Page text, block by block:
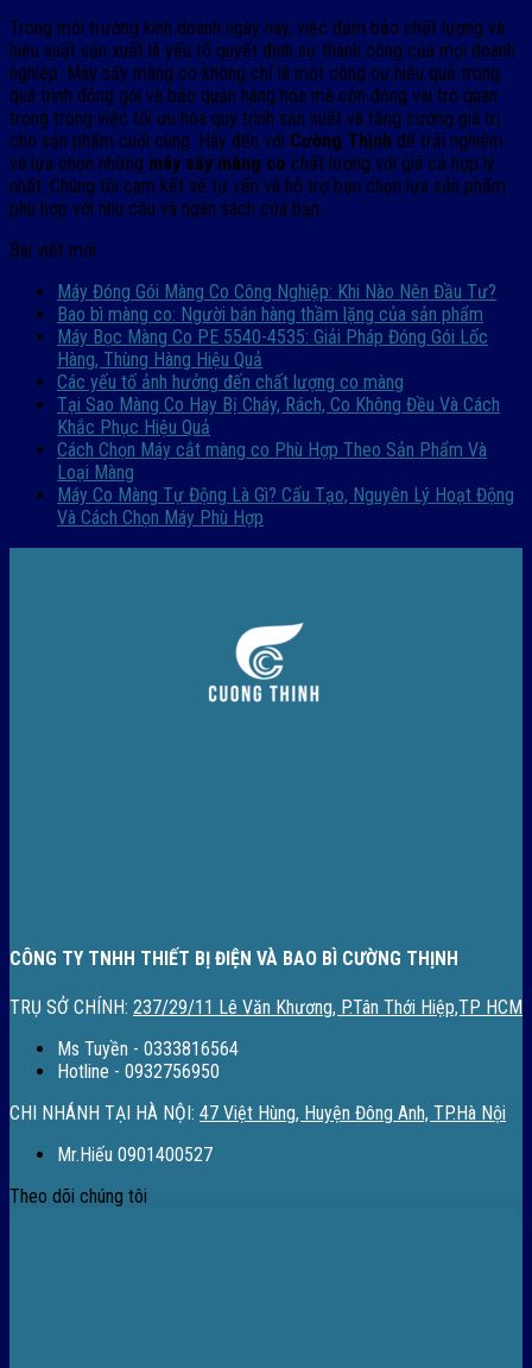
Trong môi trường kinh doanh ngày nay, việc đảm bảo chất lượng và
hiệu suất sản xuất là yếu tố quyết định sự thành công của mọi doanh
nghiệp. Máy sấy màng co không chỉ là một công cụ hiệu quả trong
quá trình đóng gói và bảo quản hàng hóa mà còn đóng vai trò quan
trọng trong việc tối ưu hóa quy trình sản xuất và tăng cường giá trị
cho sản phẩm cuối cùng. Hãy đến với Cường Thịnh để trải nghiệm
và lựa chọn những máy sấy màng co chất lượng với giá cả hợp lý
nhất. Chúng tôi cam kết sẽ tư vấn và hỗ trợ bạn chọn lựa sản phẩm
phù hợp với nhu cầu và ngân sách của bạn.
Bài viết mới
Máy Đóng Gói Màng Co Công Nghiệp: Khi Nào Nên Đầu Tư?
Bao bì màng co: Người bán hàng thầm lặng của sản phẩm
Máy Bọc Màng Co PE 5540-4535: Giải Pháp Đóng Gói Lốc
Hàng, Thùng Hàng Hiệu Quả
Các yếu tố ảnh hưởng đến chất lượng co màng
Tại Sao Màng Co Hay Bị Cháy, Rách, Co Không Đều Và Cách
Khắc Phục Hiệu Quả
Cách Chọn Máy cắt màng co Phù Hợp Theo Sản Phẩm Và
Loại Màng
Máy Co Màng Tự Động Là Gì? Cấu Tạo, Nguyên Lý Hoạt Động
Và Cách Chọn Máy Phù Hợp
CÔNG TY TNHH THIẾT BỊ ĐIỆN VÀ BAO BÌ CƯỜNG THỊNH
TRỤ SỞ CHÍNH: 237/29/11 Lê Văn Khương, P.Tân Thới Hiệp,TP HCM
Ms Tuyền - 0333816564
Hotline - 0932756950
CHI NHÁNH TẠI HÀ NỘI: 47 Việt Hùng, Huyện Đông Anh, TP.Hà Nội
Mr.Hiếu 0901400527
Theo dõi chúng tôi